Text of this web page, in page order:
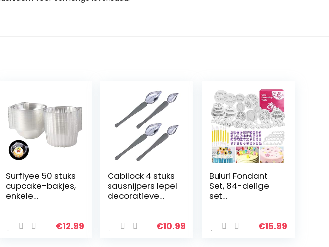
Surflyee 50 stuks
cupcake-bakjes,
enkele
cupcake-bakje
€12.99
Cabilock 4 stuks
sausnijpers lepel
decoratieve
decoratieve€10.99
Buluri Fondant
Set, 84-delige
set
met premium
€15.99